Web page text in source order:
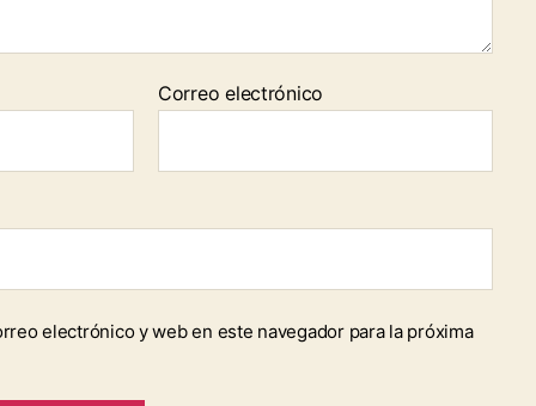
Correo electrónico
electrónico y web en este navegador para la próxima